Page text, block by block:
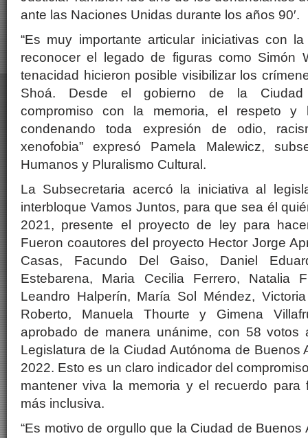
ante las Naciones Unidas durante los años 90′.
“Es muy importante articular iniciativas con
reconocer el legado de figuras como Simón
tenacidad hicieron posible visibilizar los
Shoá. Desde el gobierno de la Ciudad
compromiso con la memoria, el respeto y
condenando toda expresión de odio,
xenofobia” expresó Pamela Malewicz,
Humanos y Pluralismo Cultural.
La Subsecretaria acercó la iniciativa al
interbloque Vamos Juntos, para que sea él
2021, presente el proyecto de ley para
Fueron coautores del proyecto Hector Jorge
Casas, Facundo Del Gaiso, Daniel
Estebarena, Maria Cecilia Ferrero, Natalia
Leandro Halperín, María Sol Méndez,
Roberto, Manuela Thourte y Gimena
aprobado de manera unánime, con 58 votos
Legislatura de la Ciudad Autónoma de Buenos
2022. Esto es un claro indicador del
mantener viva la memoria y el recuerdo para
más inclusiva.
“Es motivo de orgullo que la Ciudad de